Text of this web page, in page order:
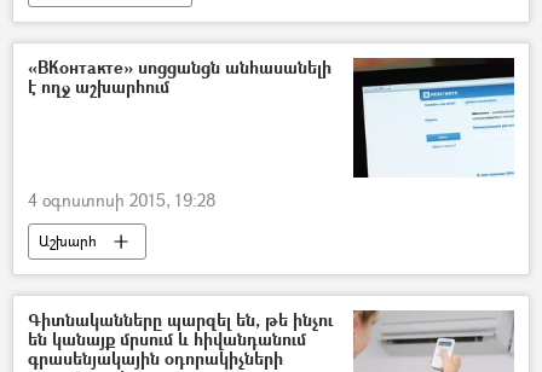
«ВКонтакте» սոցցանցն անհասանելի
է ողջ աշխարհում
4 օգոստոսի 2015, 19:28
Աշխարհ
Գիտնականները պարզել են, թե ինչու
են կանայք մրսում և հիվանդանում
գրասենյակային օդորակիչների